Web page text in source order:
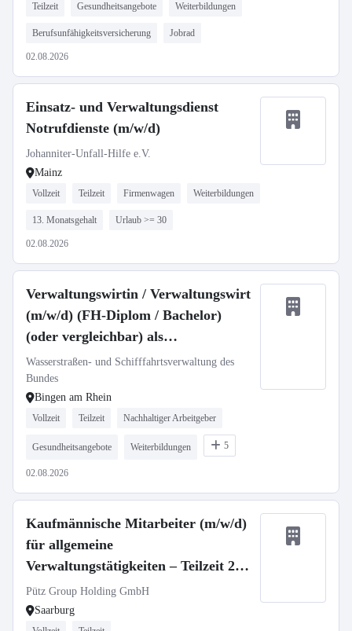
Teilzeit Gesundheitsangebote Weiterbildungen
Berufsunfähigkeitsversicherung Jobrad
02.08.2026
Einsatz- und Verwaltungsdienst
Notrufdienste (m/w/d)
Johanniter-Unfall-Hilfe e.V.
Mainz
Vollzeit Teilzeit Firmenwagen Weiterbildungen
13. Monatsgehalt Urlaub >= 30
02.08.2026
Verwaltungswirtin / Verwaltungswirt
(m/w/d) (FH-Diplom / Bachelor)
(oder vergleichbar) als
Fachgebietsleitung für Haushalt und
Arbeitsschutzmanagement
Wasserstraßen- und Schifffahrtsverwaltung des
Bundes
Bingen am Rhein
Vollzeit Teilzeit Nachhaltiger Arbeitgeber
Gesundheitsangebote Weiterbildungen 5
02.08.2026
Kaufmännische Mitarbeiter (m/w/d)
für allgemeine
Verwaltungstätigkeiten – Teilzeit 20-
35 Std.
Pütz Group Holding GmbH
Saarburg